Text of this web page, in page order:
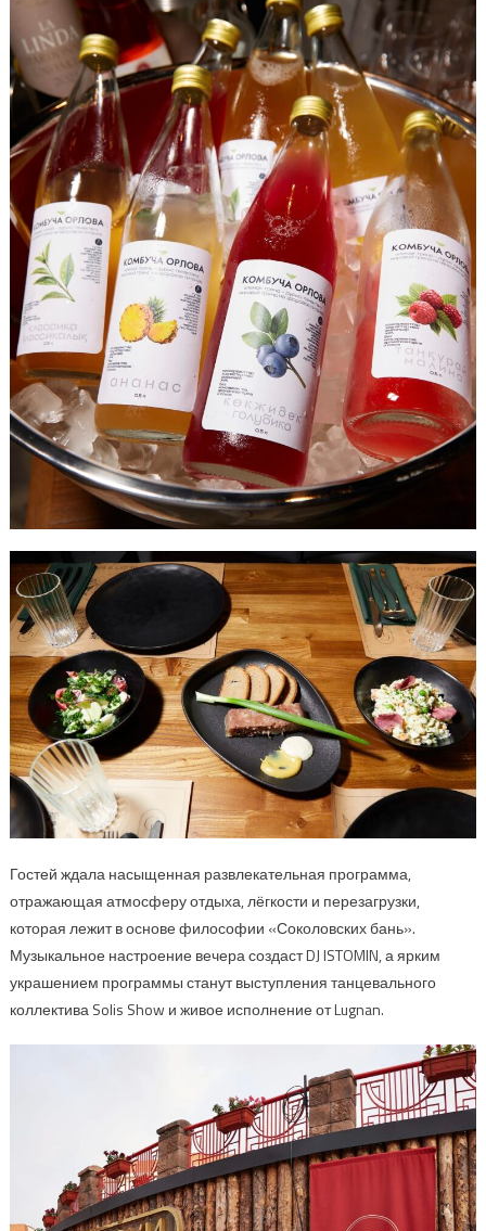
Гостей ждала насыщенная развлекательная программа,
отражающая атмосферу отдыха, лёгкости и перезагрузки,
которая лежит в основе философии «Соколовских бань».
Музыкальное настроение вечера создаст DJ ISTOMIN, а ярким
украшением программы станут выступления танцевального
коллектива Solis Show и живое исполнение от Lugnan.